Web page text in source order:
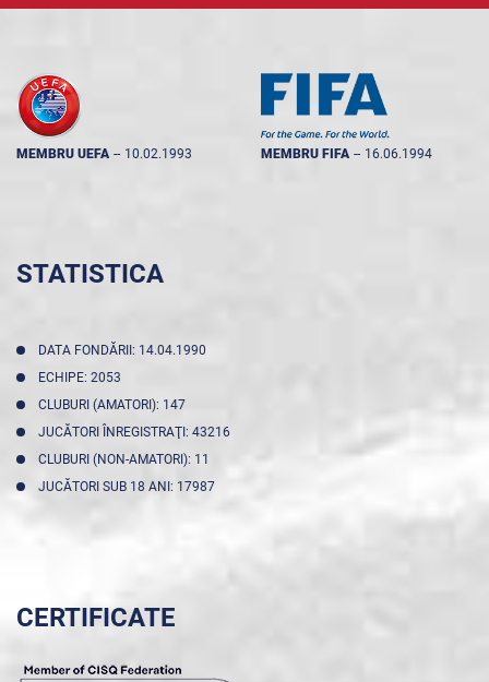
MEMBRU UEFA -- 10.02.1993 MEMBRU FIFA -- 16.06.1994
STATISTICA
DATA FONDĂRII: 14.04.1990
ECHIPE: 2053
CLUBURI (AMATORI): 147
JUCĂTORI ÎNREGISTRAŢI: 43216
CLUBURI (NON-AMATORI): 11
JUCĂTORI SUB 18 ANI: 17987
CERTIFICATE